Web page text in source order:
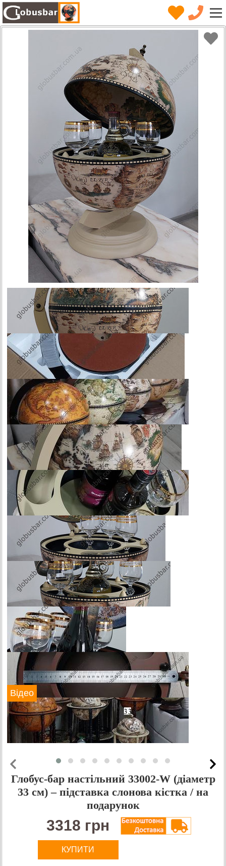
Відео
Глобус-бар настільний 33002-W (діаметр
33 см) – підставка слонова кістка / на
подарунок
3318 грн
КУПИТИ